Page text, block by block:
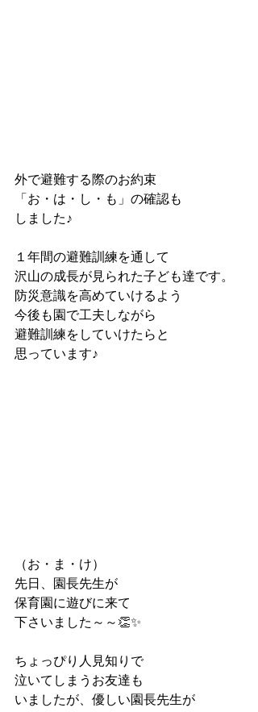
外で避難する際のお約束
「お・は・し・も」の確認も
しました♪
１年間の避難訓練を通して
沢山の成長が見られた子ども達です。
防災意識を高めていけるよう
今後も園で工夫しながら
避難訓練をしていけたらと
思っています♪
（お・ま・け）
先日、園長先生が
保育園に遊びに来て
下さいました～～👏✨
ちょっぴり人見知りで
泣いてしまうお友達も
いましたが、優しい園長先生が